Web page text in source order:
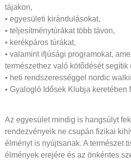
tájakon,
• egyesületi kirándulásokat,
• teljesítménytúrákat több távon,
• kerékpáros túrákat,
• valamint ifjúsági programokat,
természethez való kötődését segítik
• heti rendszerességgel nordic
• Gyalogló Idősek Klubja keretében
Az egyesület mindig is hangsúlyt
rendezvényeik ne csupán fizikai
élményt is nyújtsanak. A természet
élmények erejére és az önkéntes